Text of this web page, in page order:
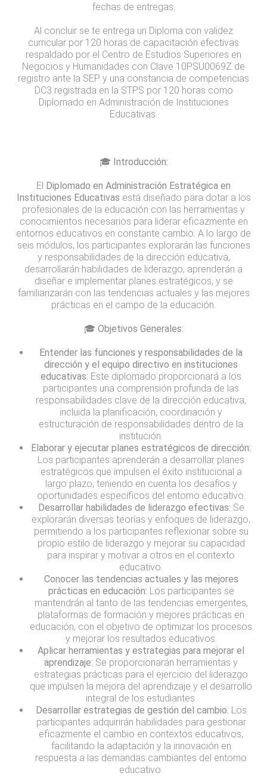
fechas de entregas.
Al concluir se te entrega un Diploma con validez
curricular por 120 horas de capacitación efectivas
respaldado por el Centro de Estudios Superiores en
Negocios y Humanidades con Clave 10PSU0069Z de
registro ante la SEP y una constancia de competencias
DC3 registrada en la STPS por 120 horas como
Diplomado en Administración de Instituciones
Educativas.
🎓 Introducción:
El Diplomado en Administración Estratégica en
Instituciones Educativas está diseñado para dotar a los
profesionales de la educación con las herramientas y
conocimientos necesarios para liderar eficazmente en
entornos educativos en constante cambio. A lo largo de
seis módulos, los participantes explorarán las funciones
y responsabilidades de la dirección educativa,
desarrollarán habilidades de liderazgo, aprenderán a
diseñar e implementar planes estratégicos, y se
familiarizarán con las tendencias actuales y las mejores
prácticas en el campo de la educación.
🎓 Objetivos Generales:
Entender las funciones y responsabilidades de la
dirección y el equipo directivo en instituciones
educativas: Este diplomado proporcionará a los
participantes una comprensión profunda de las
responsabilidades clave de la dirección educativa,
incluida la planificación, coordinación y
estructuración de responsabilidades dentro de la
institución.
Elaborar y ejecutar planes estratégicos de dirección:
Los participantes aprenderán a desarrollar planes
estratégicos que impulsen el éxito institucional a
largo plazo, teniendo en cuenta los desafíos y
oportunidades específicos del entorno educativo.
Desarrollar habilidades de liderazgo efectivas: Se
explorarán diversas teorías y enfoques de liderazgo,
permitiendo a los participantes reflexionar sobre su
propio estilo de liderazgo y mejorar su capacidad
para inspirar y motivar a otros en el contexto
educativo.
Conocer las tendencias actuales y las mejores
prácticas en educación: Los participantes se
mantendrán al tanto de las tendencias emergentes,
plataformas de formación y mejores prácticas en
educación, con el objetivo de optimizar los procesos
y mejorar los resultados educativos.
Aplicar herramientas y estrategias para mejorar el
aprendizaje: Se proporcionarán herramientas y
estrategias prácticas para el ejercicio del liderazgo
que impulsen la mejora del aprendizaje y el desarrollo
integral de los estudiantes.
Desarrollar estrategias de gestión del cambio: Los
participantes adquirirán habilidades para gestionar
eficazmente el cambio en contextos educativos,
facilitando la adaptación y la innovación en
respuesta a las demandas cambiantes del entorno
educativo.